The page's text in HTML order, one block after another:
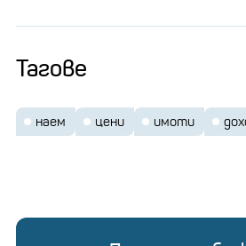
Тагове
наем цени имоти